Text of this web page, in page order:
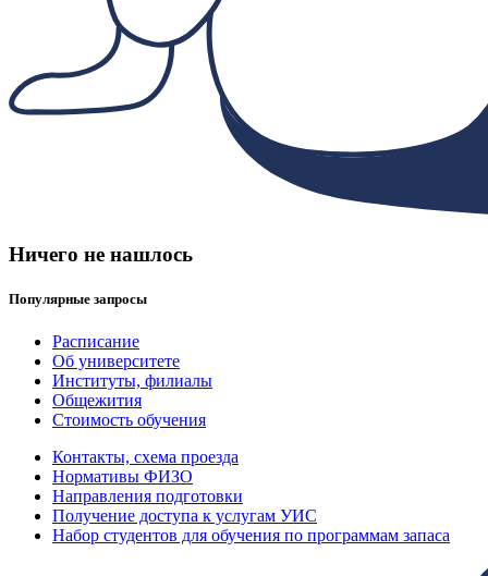
Ничего не нашлось
Популярные запросы
Расписание
Об университете
Институты, филиалы
Общежития
Стоимость обучения
Контакты, схема проезда
Нормативы ФИЗО
Направления подготовки
Получение доступа к услугам УИС
Набор студентов для обучения по программам запаса